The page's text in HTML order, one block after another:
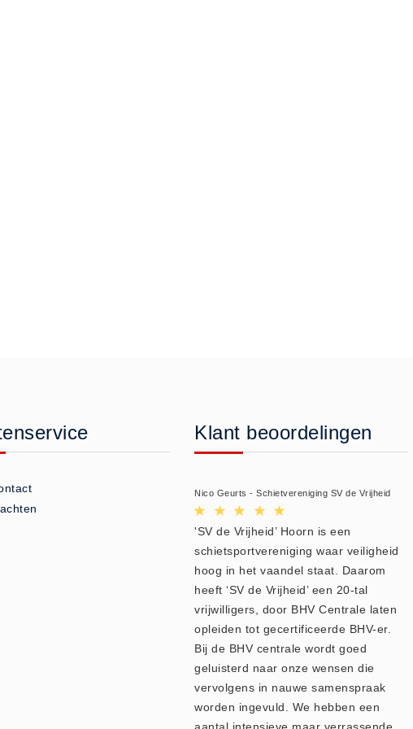
Klant beoordelingen
Nico Geurts - Schietvereniging SV de Vrijheid
'SV de Vrijheid’ Hoorn is een
schietsportvereniging waar veiligheid
hoog in het vaandel staat. Daarom
heeft ‘SV de Vrijheid’ een 20-tal
vrijwilligers, door BHV Centrale laten
opleiden tot gecertificeerde BHV-er.
Bij de BHV centrale wordt goed
geluisterd naar onze wensen die
vervolgens in nauwe samenspraak
worden ingevuld. We hebben een